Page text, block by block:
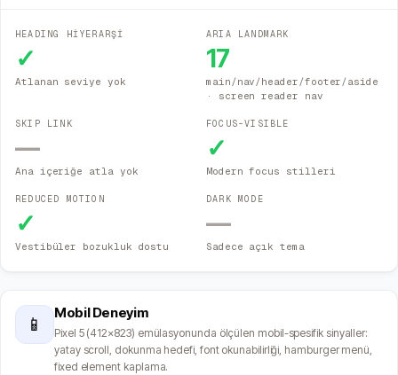
HEADING HİYERARŞİ
✓
Atlanan seviye yok
ARIA LANDMARK
17
main/nav/header/footer/aside
· screen reader nav
SKIP LINK
—
Ana içeriğe atla yok
FOCUS-VISIBLE
✓
Modern focus stilleri
REDUCED MOTION
✓
Vestibüler bozukluk dostu
DARK MODE
—
Sadece açık tema
📱
Mobil Deneyim
Pixel 5 (412×823) emülasyonunda ölçülen mobil-spesifik sinyaller:
yatay scroll, dokunma hedefi, font okunabilirliği, hamburger menü,
fixed element kaplama.